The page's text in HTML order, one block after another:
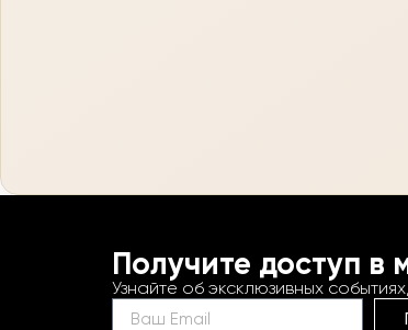
Получите доступ в
Узнайте об эксклюзивных